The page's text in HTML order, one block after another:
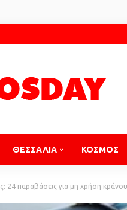
ΘΕΣΣΑΛΙΑ ΚΟΣΜΟΣ
24 παραβάσεις για μη χρήση